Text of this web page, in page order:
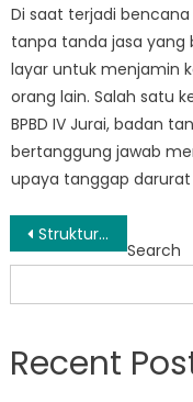
Di saat terjadi
tanpa tanda jasa yang
layar untuk menjamin
orang lain. Salah satu
BPBD IV Jurai, badan
bertanggung jawab
upaya tanggap darurat
Post
navigation
Struktur BPBD Pesisir Selatan: Ensuring Disaster Preparedness and Response
Search
Recent